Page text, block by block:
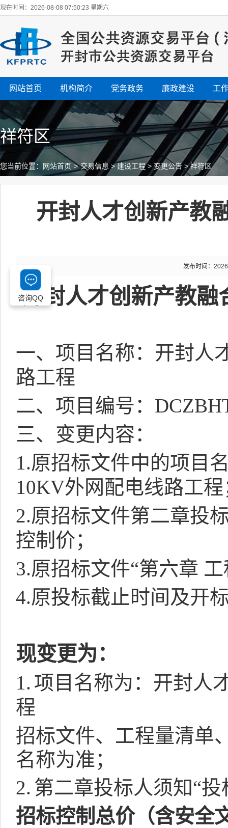
现在时间：2026-08-08 07:50:24 星期六
网站首页 机构简介 党务政务 廉政建设 工
祥符区
您当前位置： 网站首页 > 交易信息 >建设工程>变更公告 >祥符区
开封人才创新产教
发布时间：
开封人才创新产教融
一、项目名称：开封人
路工程
二、项目编号：
三、变更内容：
1.原招标文件中的项目
10KV外网配电线路工程
2.原招标文件第二章投
控制价；
3.原招标文件“第六章
4.原投标截止时间及开
现变更为：
1. 项目名称为：开封人
程
招标文件、工程量清单
名称为准；
2. 第二章投标人须知“
招标控制总价（含安全
咨询QQ